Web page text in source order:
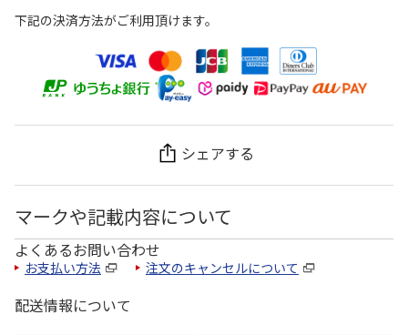
下記の決済方法がご利用頂けます。
シェアする
マークや記載内容について
よくあるお問い合わせ
お支払い方法 注文のキャンセルについて
配送情報について